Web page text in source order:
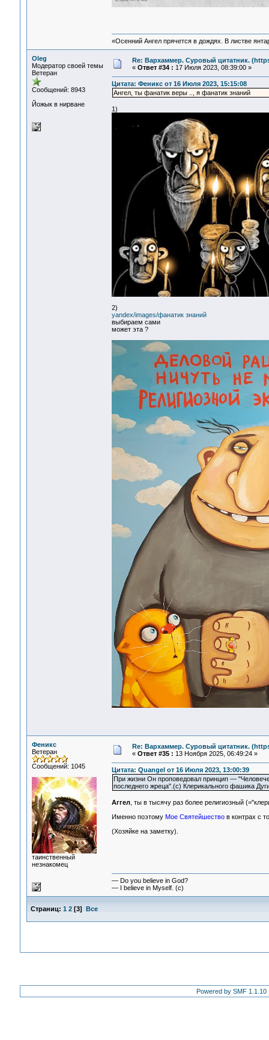
«Осенний Ангел прячется в дождях. В листве
Oleg
Модератор своей темы
Ветеран
Сообщений: 8943
Йожык в нирване
Re: Вархаммер. Суровый цитатник.
« Ответ #34 : 17 Июля 2023, 08:39:00 »
Цитата: Феникс от 16 Июля 2023, 15:15:08
Ангел, ты фанатик веры .., я фанатик знаний
1)
2)
yandex/images/фанатик знаний
выбираем сами
может эта ?
Феникс
Ветеран
Сообщений: 1045
таинственный
незнакомец
Re: Вархаммер. Суровый цитатник.
« Ответ #35 : 13 Ноября 2025, 06:49:24 »
Цитата: Quangel от 16 Июля 2023, 13:00:39
При жизни Он проповедовал принцип —
последнего жреца".(с) Клерикального фашика
Аггел, ты в тысячу раз более религиозный
Именно поэтому Мое Святейшествов контрах с
(Хозяйке на заметку).
— Do you believe in God?
— I believe in Myself. (c)
Страниц: 1 2[3] Все
Powered by SMF 1.1.10